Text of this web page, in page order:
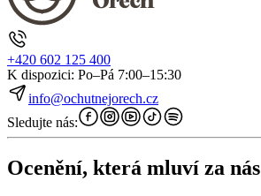
+420 602 125 400
K dispozici: Po–Pá 7:00–15:30
info@ochutnejorech.cz
Sledujte nás:
Ocenění, která mluví za nás